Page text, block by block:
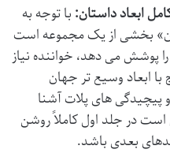
ابعاد داستان: با توجه به
بخشی از یک مجموعه است
را پوشش می دهد، خواننده نیاز
با ابعاد وسیع تر جهان
های پلات آشنا
در جلد اول کاملاً روشن
بعدی باشد.